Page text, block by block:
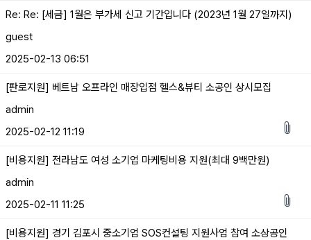
Re: Re: [세금] 1월은 부가세 신고 기간입니다 (2023년 1월 27일까지)
guest
2025-02-13 06:51
[판로지원] 베트남 오프라인 매장입점 헬스&뷰티 소공인 상시모집
admin
2025-02-12 11:19
[비용지원] 전라남도 여성 소기업 마케팅비용 지원(최대 9백만원)
admin
2025-02-11 11:25
[비용지원] 경기 김포시 중소기업 SOS컨설팅 지원사업 참여 소상공인